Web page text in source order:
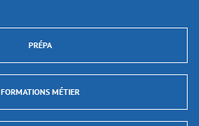
PRÉPA
FORMATIONS MÉTIER